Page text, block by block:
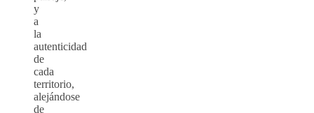
y
a
la
autenticidad
de
cada
territorio,
alejándose
de